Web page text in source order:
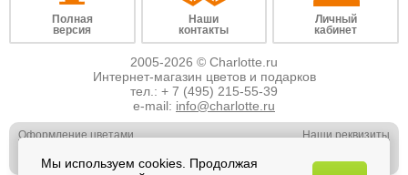
Полная
версия
Наши
контакты
Личный
кабинет
2005-2026 © Charlotte.ru
Интернет-магазин цветов и подарков
тел.: + 7 (495) 215-55-39
e-mail: info@charlotte.ru
Оформление цветами
Свадебная флористика
Наши реквизиты
Отзывы о нас
Мы используем cookies. Продолжая